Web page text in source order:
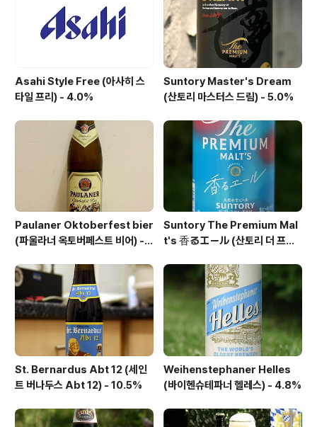
al Pale Ale ..
Asahi Style Free (아사히 스
타일 프리) - 4.0%
Suntory Master's Dream
(산토리 마스터스 드림) - 5.0%
Paulaner Oktoberfest bier
(파울라너 옥토버페스트 비어) -
Suntory The Premium Mal
t's 香るエール (산토리 더 프리
St. Bernardus Abt 12 (세인
트 버나두스 Abt 12) - 10.5%
Weihenstephaner Helles
(바이헨슈테파너 헬레스) - 4.8%